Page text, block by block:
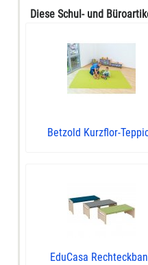
Diese Schul- und
Betzold Kurzflor-
EduCasa